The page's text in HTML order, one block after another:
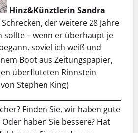
Hinz&Künztlerin Sandra
Schrecken, der weitere 28 Jahre
sollte – wenn er überhaupt je
soviel ich weiß und
Boot aus Zeitungspapier,
überfluteten Rinnstein
Stephen King)
Finden Sie, wir haben gute
haben Sie bessere? Hat